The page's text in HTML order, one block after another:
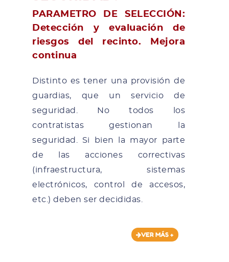
PARAMETRO DE SELECCIÓN:
Detección y evaluación de
riesgos del recinto. Mejora
continua
Distinto es tener una provisión de
guardias, que un servicio de
seguridad. No todos los
contratistas gestionan la
seguridad. Si bien la mayor parte
de las acciones correctivas
(infraestructura, sistemas
electrónicos, control de accesos,
etc.) deben ser decididas.
VER MÁS +